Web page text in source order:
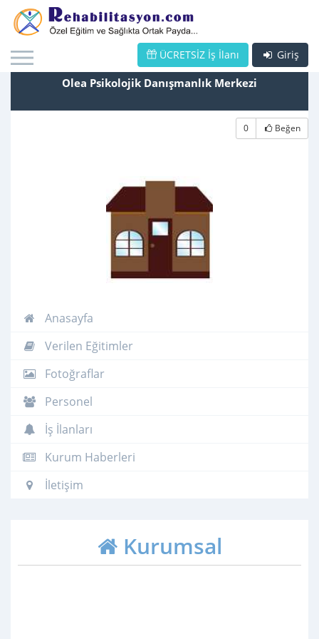
Giriş
ÜCRETSİZ İş İlanı
Olea Psikolojik Danışmanlık Merkezi
0 Beğen
Anasayfa
Verilen Eğitimler
Fotoğraflar
Personel
İş İlanları
Kurum Haberleri
İletişim
Kurumsal